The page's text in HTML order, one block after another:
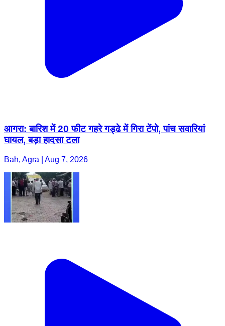
आगरा: बारिश में 20 फीट गहरे गड्ढे में गिरा टेंपो, पांच सवारियां
घायल, बड़ा हादसा टला
Bah, Agra | Aug 7, 2026